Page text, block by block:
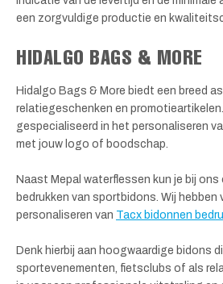
een zorgvuldige productie en
HIDALGO BAGS & MORE
Hidalgo Bags & More biedt een breed
relatiegeschenken en
gespecialiseerd in het personaliseren
met jouw logo of boodschap.
Naast Mepal waterflessen kun je bij
bedrukken van sportbidons. Wij hebben
personaliseren van Tacx bidonnen
Denk hierbij aan hoogwaardige bidons
sportevenementen, fietsclubs of als